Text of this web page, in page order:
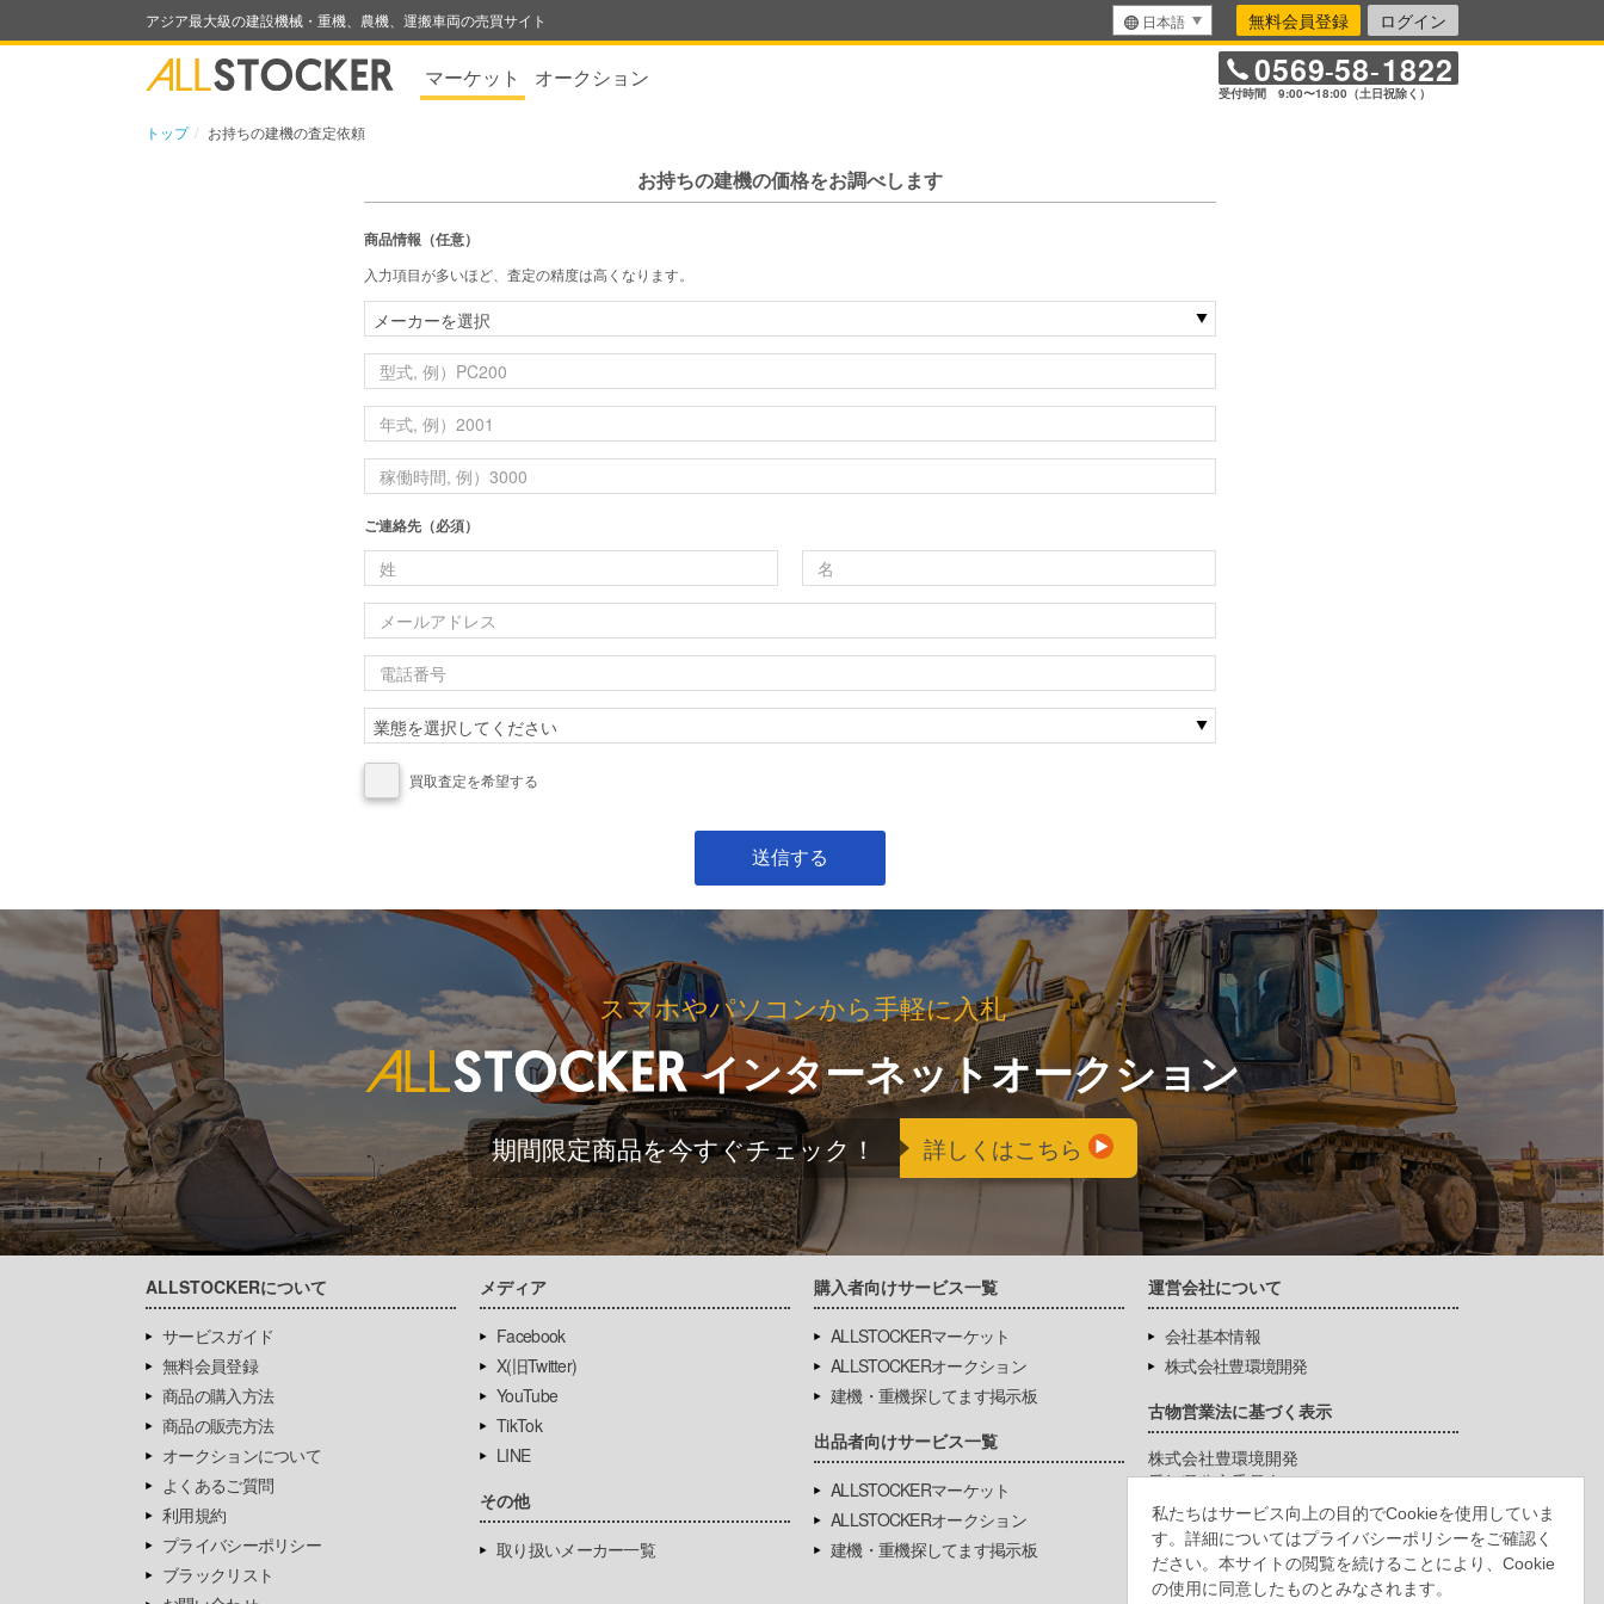
私たちはサービス向上の目的でCookieを使用していま
す。詳細についてはプライバシーポリシーをご確認く
ださい。本サイトの閲覧を続けることにより、Cookie
の使用に同意したものとみなされます。
アジア最大級の建設機械・重機、農機、運搬車両の売買サイト 日本語 無料会員登録 ログイン
マーケット オークション 0569-58-1822
受付時間 9:00〜18:00（土日祝除く）
トップ お持ちの建機の査定依頼
お持ちの建機の価格をお調べします
商品情報（任意）
入力項目が多いほど、査定の精度は高くなります。
ご連絡先（必須）
買取査定を希望する
スマホやパソコンから手軽に入札
インターネットオークション
期間限定商品を今すぐチェック！ 詳しくはこちら
ALLSTOCKERについて
サービスガイド
無料会員登録
商品の購入方法
商品の販売方法
オークションについて
よくあるご質問
利用規約
プライバシーポリシー
ブラックリスト
メディア
Facebook
X(旧Twitter)
YouTube
TikTok
LINE
その他
取り扱いメーカー一覧
購入者向けサービス一覧
ALLSTOCKERマーケット
ALLSTOCKERオークション
建機・重機探してます掲示板
出品者向けサービス一覧
ALLSTOCKERマーケット
ALLSTOCKERオークション
建機・重機探してます掲示板
運営会社について
会社基本情報
株式会社豊環境開発
古物営業法に基づく表示
株式会社豊環境開発
愛知県公安委員会
第542771404200号